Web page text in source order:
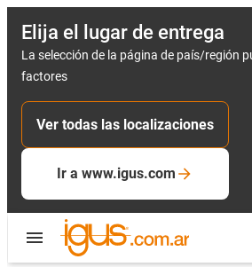
Elija el lugar de entrega
La selección de la página de país/región
factores
Ver todas las localizaciones
Ir a www.igus.com